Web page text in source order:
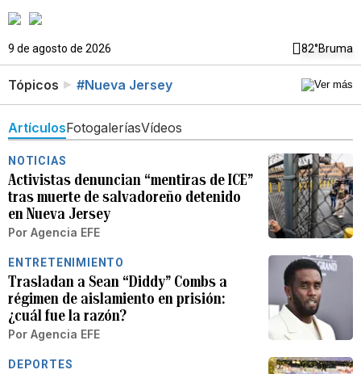
9 de agosto de 2026 82°Bruma
Tópicos #Nueva Jersey
ArtículosFotogaleríasVídeos
NOTICIAS
Activistas denuncian “mentiras de ICE”
tras muerte de salvadoreño detenido
en Nueva Jersey
Por Agencia EFE
ENTRETENIMIENTO
Trasladan a Sean “Diddy” Combs a
régimen de aislamiento en prisión:
¿cuál fue la razón?
Por Agencia EFE
DEPORTES